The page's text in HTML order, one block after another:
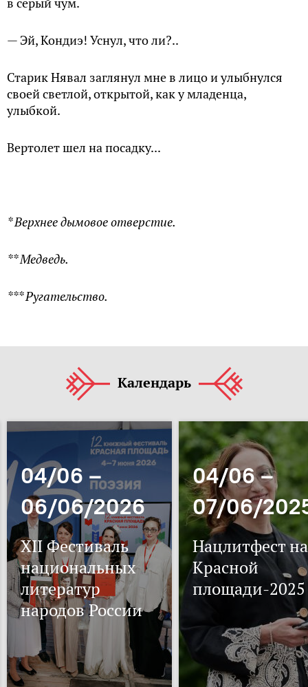
— Эй, Кондиэ! Уснул, что ли?..
Старик Нявал заглянул мне в лицо и улыбнулся
своей светлой, открытой, как у младенца,
улыбкой.
Вертолет шел на посадку...
* Верхнее дымовое отверстие.
** Медведь.
*** Ругательство.
Календарь
04/06 –
06/06/2026
XII Фестиваль
национальных
литератур
народов России
04/06 –
07/06/
Нацлитфест на
Красной
площади-2025